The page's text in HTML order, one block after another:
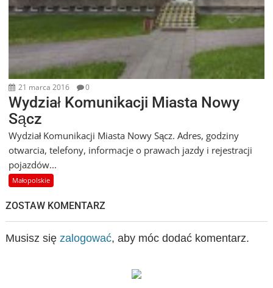
21 marca 2016 0
Wydział Komunikacji Miasta Nowy
Sącz
Wydział Komunikacji Miasta Nowy Sącz. Adres, godziny
otwarcia, telefony, informacje o prawach jazdy i rejestracji
pojazdów...
Małopolskie
ZOSTAW KOMENTARZ
Musisz się zalogować, aby móc dodać komentarz.